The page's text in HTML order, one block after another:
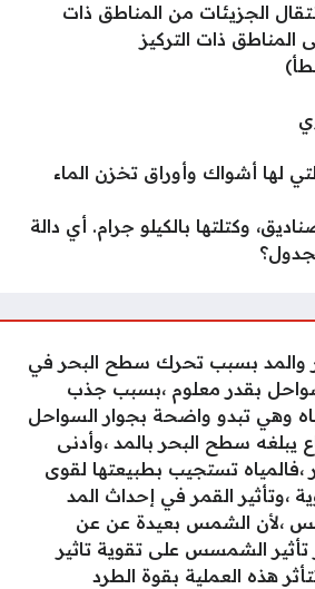
الجزيئات من المناطق ذات
المناطق ذات التركيز
لها أشواك وأوراق تخزن الماء
وكتلتها بالكيلو جرام. أي دالة
والمد بسبب تحرك سطح البحر في
بقدر معلوم ،بسبب جذب
وهي تبدو واضحة بجوار السواحل
يبلغه سطح البحر بالمد ،وأدنى
تستجيب بطبيعتها لقوى
،وتأثير القمر في إحداث المد
،لأن الشمس بعيدة عن عن
تأثير الشمسس على تقوية تاثير
هذه العملية بقوة الطرد